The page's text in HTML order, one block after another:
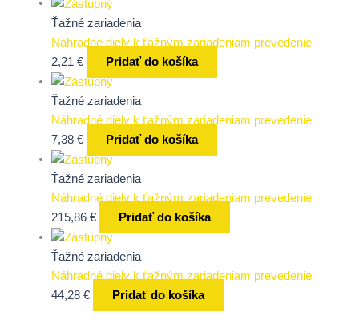
Ťažné zariadenia
Náhradné diely k ťažným zariadeniam prevedenie
2,21 € Pridať do košíka
Ťažné zariadenia
Náhradné diely k ťažným zariadeniam prevedenie
7,38 € Pridať do košíka
Ťažné zariadenia
Náhradné diely k ťažným zariadeniam prevedenie
215,86 € Pridať do košíka
Ťažné zariadenia
Náhradné diely k ťažným zariadeniam prevedenie
44,28 € Pridať do košíka